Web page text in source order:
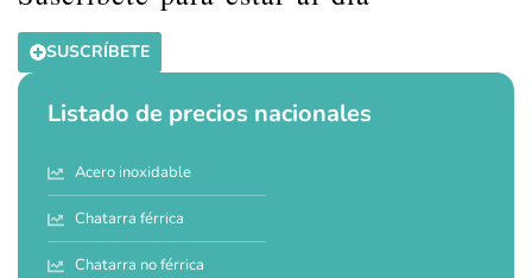
SUSCRÍBETE
Listado de precios nacionales
Acero inoxidable
Chatarra férrica
Chatarra no férrica